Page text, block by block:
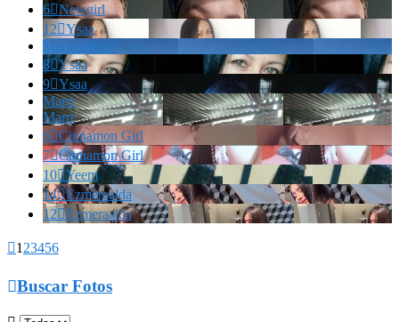
6Newgirl
12Ysaa
Marianella!!!
8Ysaa
9Ysaa
Marrr
Marrr
6Cinnamon Girl
7Cinnamon Girl
10Yeem
14Ezmeraalda
12Ezmeraalda
1 23456
Buscar Fotos